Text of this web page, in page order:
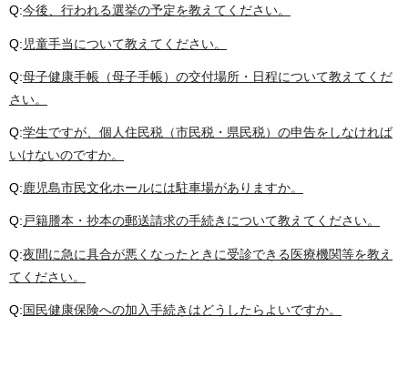
Q:今後、行われる選挙の予定を教えてください。
Q:児童手当について教えてください。
Q:母子健康手帳（母子手帳）の交付場所・日程について教えてくだ
さい。
Q:学生ですが、個人住民税（市民税・県民税）の申告をしなければ
いけないのですか。
Q:鹿児島市民文化ホールには駐車場がありますか。
Q:戸籍謄本・抄本の郵送請求の手続きについて教えてください。
Q:夜間に急に具合が悪くなったときに受診できる医療機関等を教え
てください。
Q:国民健康保険への加入手続きはどうしたらよいですか。